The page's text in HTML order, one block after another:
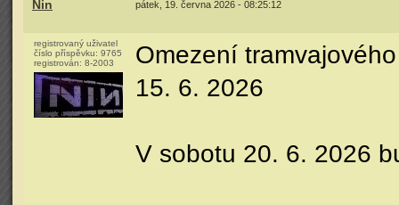
Nin pátek, 19. června 2026 - 08:25:12
registrovaný uživatel
číslo příspěvku: 9765
registrován: 8-2003
Omezení
15. 6. 2026
V sobotu 20. 6. 2026